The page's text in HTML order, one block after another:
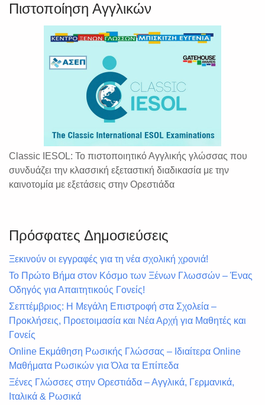
Πιστοποίηση Αγγλικών
Classic IESOL: Το πιστοποιητικό Αγγλικής γλώσσας που
συνδυάζει την κλασσική εξεταστική διαδικασία με την
καινοτομία με εξετάσεις στην Ορεστιάδα
Πρόσφατες Δημοσιεύσεις
Ξεκινούν οι εγγραφές για τη νέα σχολική χρονιά!
Το Πρώτο Βήμα στον Κόσμο των Ξένων Γλωσσών – Ένας
Οδηγός για Απαιτητικούς Γονείς!
Σεπτέμβριος: Η Μεγάλη Επιστροφή στα Σχολεία –
Προκλήσεις, Προετοιμασία και Νέα Αρχή για Μαθητές και
Γονείς
Online Εκμάθηση Ρωσικής Γλώσσας – Ιδιαίτερα Online
Μαθήματα Ρωσικών για Όλα τα Επίπεδα
Ξένες Γλώσσες στην Ορεστιάδα – Αγγλικά, Γερμανικά,
Ιταλικά & Ρωσικά